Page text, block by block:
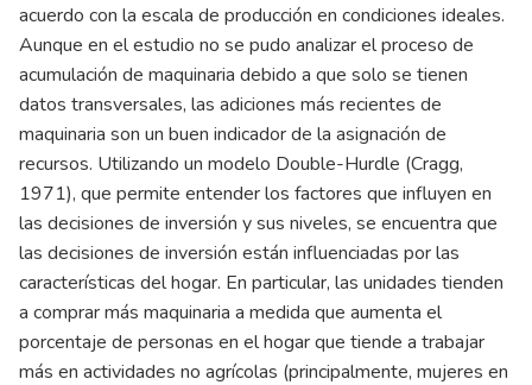
acuerdo con la escala de producción en condiciones ideales.
Aunque en el estudio no se pudo analizar el proceso de
acumulación de maquinaria debido a que solo se tienen
datos transversales, las adiciones más recientes de
maquinaria son un buen indicador de la asignación de
recursos. Utilizando un modelo Double-Hurdle (Cragg,
1971), que permite entender los factores que influyen en
las decisiones de inversión y sus niveles, se encuentra que
las decisiones de inversión están influenciadas por las
características del hogar. En particular, las unidades tienden
a comprar más maquinaria a medida que aumenta el
porcentaje de personas en el hogar que tiende a trabajar
más en actividades no agrícolas (principalmente, mujeres en